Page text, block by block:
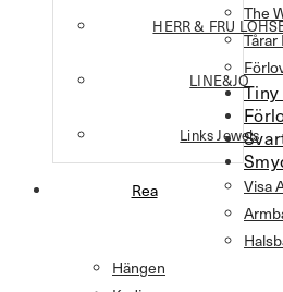
HERR & FRU
LINE&JO
Links Jewels
Rea
The
Tårar
Visa
Hängen